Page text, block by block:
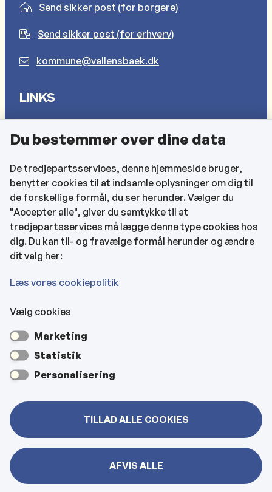
Send sikker post (for borgere)
Send sikker post (for erhverv)
kommune@vallensbaek.dk
LINKS
Cookies
Find EAN-numre
CVR og bankoplysninger
Tilgængelighedserklæring
KONTAKTOPLYSNINGER
Rådhuset
Kultur- & Borgerhuset
Hjemmeplejen og hjemmesygeplejen
Du bestemmer over dine data
De tredjepartsservices, denne hjemmeside bruger,
benytter cookies til at indsamle oplysninger om dig til
de forskellige formål, du ser herunder. Vælger du
"Accepter alle", giver du samtykke til at
tredjepartsservices må lægge denne type cookies hos
dig. Du kan til- og fravælge formål herunder og ændre
dit valg her:
Læs vores cookiepolitik
Vælg cookies
Marketing
Statistik
Personalisering
TILLAD ALLE COOKIES
AFVIS ALLE